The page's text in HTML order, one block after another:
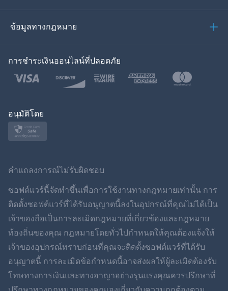
ภาษาไทย
โปแลนด์
ภาษาไทย
Dansk
ฮินดี
ข้อมูลทางกฎหมาย
การชำระเงินออนไลน์ที่ปลอดภัย
อนุมัติโดย
คำแถลงการณ์ไม่รับผิดชอบ
ซอฟต์แวร์นี้จัดทำขึ้นเพื่อการใช้งานทางกฎหมายเท่านั้น การ
ติดตั้งซอฟต์แวร์ที่ได้รับอนุญาตนี้ลงในอุปกรณ์ที่คุณไม่ได้เป็น
เจ้าของถือเป็นการละเมิดกฎหมายที่เกี่ยวข้องและกฎหมาย
ท้องถิ่นของคุณ กฎหมายโดยทั่วไปกำหนดให้คุณต้องแจ้งให้
เจ้าของอุปกรณ์ทราบก่อนที่คุณจะติดตั้งซอฟต์แวร์ที่ได้รับ
อนุญาตนี้ การละเมิดข้อกำหนดนี้อาจส่งผลให้ผู้ละเมิดต้องรับ
โทษทางการเงินและทางอาญาอย่างรุนแรงคุณควรปรึกษาที่